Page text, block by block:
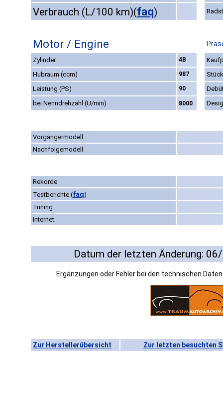
Verbrauch (L/100 km)(faq)
Motor / Engine
Zylinder 4B
Hubraum (ccm)
987
Leistung (PS)
90
bei Nenndrehzahl (U/min)
8000
Vorgängermodell
Nachfolgemodell
Rekorde
Testberichte (faq)
Tuning
Internet
Datum der letzten Änderung:
Ergänzungen oder Fehler bei den technischen
Zur Herstellerübersicht Zur letzten besuchten